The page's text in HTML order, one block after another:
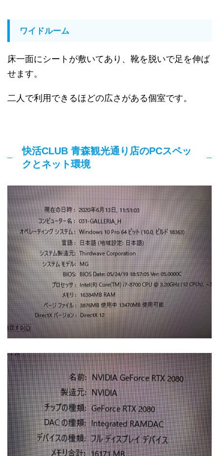
ワイドルーム
床一面にシートが敷いてあり、靴を脱いで足を伸ば
せます。
二人で利用できるほどの広さがある個室です。
快活CLUB 青森観光通り店のPCスペッ
クとネット環境